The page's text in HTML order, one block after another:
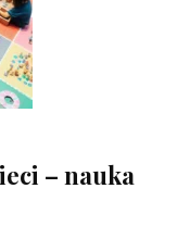
– nauka